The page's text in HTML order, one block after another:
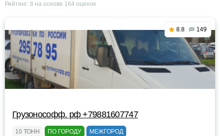
Рейтинг: 8 на основе 164 оценок
8.8 149
Грузонософф. рф +79881607747
10 ТОНН ПО ГОРОДУ МЕЖГОРОД